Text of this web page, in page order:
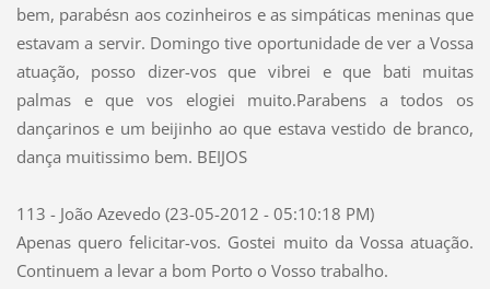
bem, parabésn aos cozinheiros e as simpáticas meninas que
estavam a servir. Domingo tive oportunidade de ver a Vossa
atuação, posso dizer-vos que vibrei e que bati muitas
palmas e que vos elogiei muito.Parabens a todos os
dançarinos e um beijinho ao que estava vestido de branco,
dança muitissimo bem. BEIJOS
113 - João Azevedo (23-05-2012 - 05:10:18 PM)
Apenas quero felicitar-vos. Gostei muito da Vossa atuação.
Continuem a levar a bom Porto o Vosso trabalho.